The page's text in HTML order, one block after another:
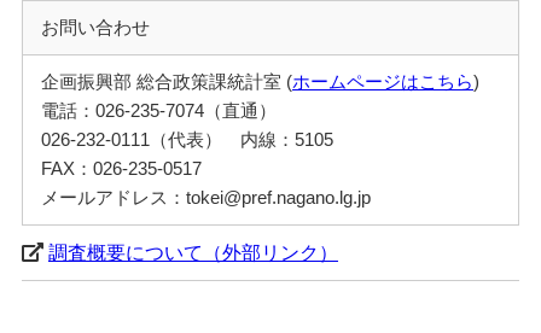
お問い合わせ
企画振興部 総合政策課統計室 (ホームページはこちら)
電話：026-235-7074（直通）
026-232-0111（代表） 内線：5105
FAX：026-235-0517
メールアドレス：tokei@pref.nagano.lg.jp
調査概要について（外部リンク）